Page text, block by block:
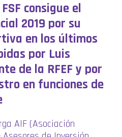
consigue el
2019 por su
en los últimos
por Luis
de la RFEF y por
en funciones de
AIF (Asociación